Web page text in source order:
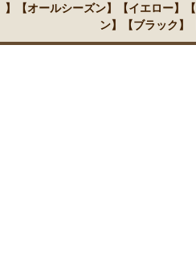
】【オールシーズン】【イエロー
ン】【ブラック】